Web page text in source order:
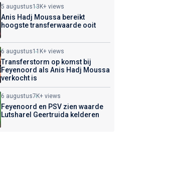
5 augustus13K+ views
Anis Hadj Moussa bereikt
hoogste transferwaarde ooit
6 augustus11K+ views
Transferstorm op komst bij
Feyenoord als Anis Hadj Moussa
verkocht is
6 augustus7K+ views
Feyenoord en PSV zien waarde
Lutsharel Geertruida kelderen